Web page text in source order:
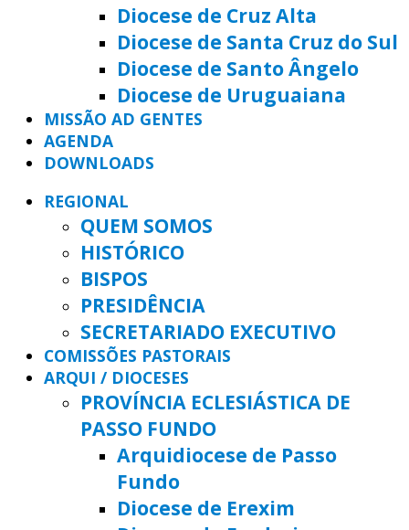
Diocese de Cruz Alta
Diocese de Santa Cruz do Sul
Diocese de Santo Ângelo
Diocese de Uruguaiana
MISSÃO AD GENTES
AGENDA
DOWNLOADS
REGIONAL
QUEM SOMOS
HISTÓRICO
BISPOS
PRESIDÊNCIA
SECRETARIADO EXECUTIVO
COMISSÕES PASTORAIS
ARQUI / DIOCESES
PROVÍNCIA ECLESIÁSTICA DE
PASSO FUNDO
Arquidiocese de Passo
Fundo
Diocese de Erexim